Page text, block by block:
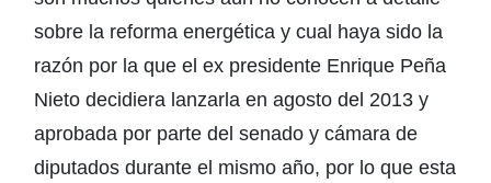
sobre la reforma energética y cual haya sido la
razón por la que el ex presidente Enrique Peña
Nieto decidiera lanzarla en agosto del 2013 y
aprobada por parte del senado y cámara de
diputados durante el mismo año, por lo que esta